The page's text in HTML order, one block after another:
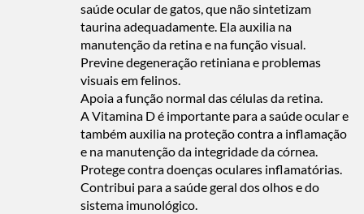
saúde ocular de gatos, que não sintetizam
taurina adequadamente. Ela auxilia na
manutenção da retina e na função visual.
Previne degeneração retiniana e problemas
visuais em felinos.
Apoia a função normal das células da retina.
A Vitamina D é importante para a saúde ocular e
também auxilia na proteção contra a inflamação
e na manutenção da integridade da córnea.
Protege contra doenças oculares inflamatórias.
Contribui para a saúde geral dos olhos e do
sistema imunológico.